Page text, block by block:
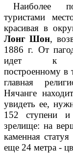
Наиболее
туристами
красивая в
Лонг Шон,
1886 г. От
идет к
построенному в
главная
Нячанге
увидеть ее,
152 ступени и
зрелище: на
каменная
еще 24 метра -